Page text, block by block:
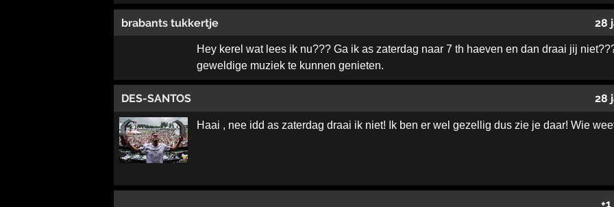
brabants tukkertje 28
Hey kerel wat lees ik nu??? Ga ik as zaterdag naar 7 th haeven en dan draai jij
geweldige muziek te kunnen genieten.
DES-SANTOS 28
Haai , nee idd as zaterdag draai ik niet! Ik ben er wel gezellig dus zie je daar! Wie
+1